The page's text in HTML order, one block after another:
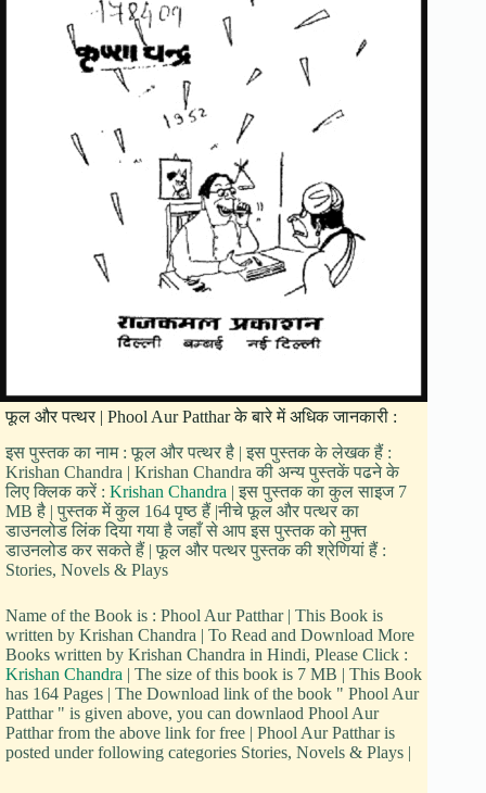
फूल और पत्थर | Phool Aur Patthar के बारे में अधिक जानकारी :
इस पुस्तक का नाम : फूल और पत्थर है | इस पुस्तक के लेखक हैं :
Krishan Chandra | Krishan Chandra की अन्य पुस्तकें पढने के
लिए क्लिक करें : Krishan Chandra | इस पुस्तक का कुल साइज 7
MB है | पुस्तक में कुल 164 पृष्ठ हैं |नीचे फूल और पत्थर का
डाउनलोड लिंक दिया गया है जहाँ से आप इस पुस्तक को मुफ्त
डाउनलोड कर सकते हैं | फूल और पत्थर पुस्तक की श्रेणियां हैं :
Stories, Novels & Plays
Name of the Book is : Phool Aur Patthar | This Book is
written by Krishan Chandra | To Read and Download More
Books written by Krishan Chandra in Hindi, Please Click :
Krishan Chandra | The size of this book is 7 MB | This Book
has 164 Pages | The Download link of the book " Phool Aur
Patthar " is given above, you can downlaod Phool Aur
Patthar from the above link for free | Phool Aur Patthar is
posted under following categories Stories, Novels & Plays |